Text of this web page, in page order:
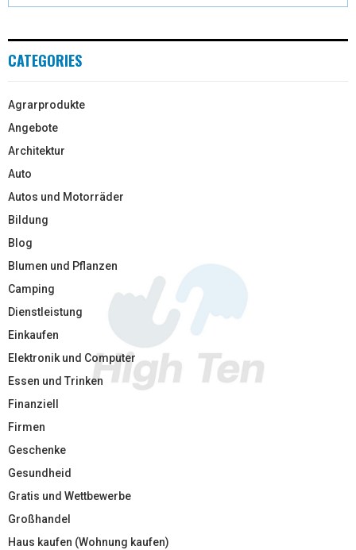
CATEGORIES
Agrarprodukte
Angebote
Architektur
Auto
Autos und Motorräder
Bildung
Blog
Blumen und Pflanzen
Camping
Dienstleistung
Einkaufen
Elektronik und Computer
Essen und Trinken
Finanziell
Firmen
Geschenke
Gesundheid
Gratis und Wettbewerbe
Großhandel
Haus kaufen (Wohnung kaufen)